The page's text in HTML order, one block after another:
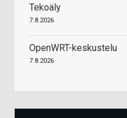
Tekoäly
7.8.2026
OpenWRT-keskustelu
7.8.2026